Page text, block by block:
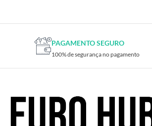
Processadores
SAIS
Ventoínhas
Computadores
Mini-PCs
Outros computadores
PAGAMENTO SEGURO
100% de segurança no pagamento